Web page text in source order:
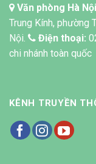
Văn phòng Hà
Trung Kính, phường
Nội.
Điện thoại:
chi nhánh toàn quốc
KÊNH TRUYỀN